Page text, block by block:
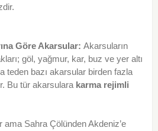
Göre Akarsular: Akarsuların
göl, yağmur, kar, buz ve yer altı
teden bazı akarsular birden fazla
Bu tür akarsulara karma rejimli
ama Sahra Çölünden Akdeniz’e